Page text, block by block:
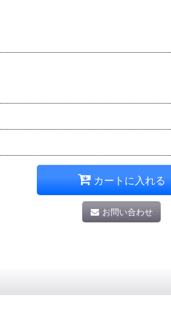
カートに入れる
お問い合わせ